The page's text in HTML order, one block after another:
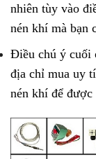
nhiên tùy vào
nén khí mà bạn
Điều chú ý cuối
địa chỉ mua uy
nén khí để